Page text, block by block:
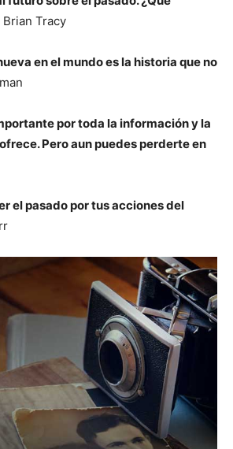
Brian Tracy
en el mundo es la historia que no
por toda la información y la
Pero aun puedes perderte en
el pasado por tus acciones del